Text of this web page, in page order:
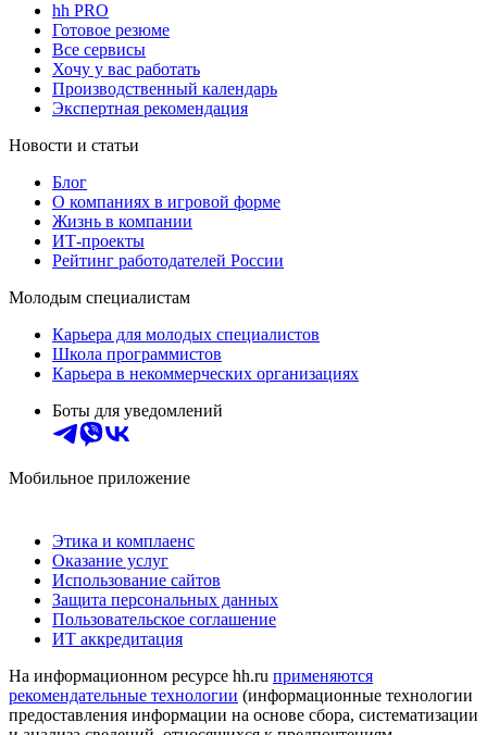
hh PRO
Готовое резюме
Все сервисы
Хочу у вас работать
Производственный календарь
Экспертная рекомендация
Новости и статьи
Блог
О компаниях в игровой форме
Жизнь в компании
ИТ-проекты
Рейтинг работодателей России
Молодым специалистам
Карьера для молодых специалистов
Школа программистов
Карьера в некоммерческих организациях
Боты для уведомлений
Мобильное приложение
Этика и комплаенс
Оказание услуг
Использование сайтов
Защита персональных данных
Пользовательское соглашение
ИТ аккредитация
На информационном ресурсе hh.ru применяются
рекомендательные технологии (информационные технологии
предоставления информации на основе сбора, систематизации